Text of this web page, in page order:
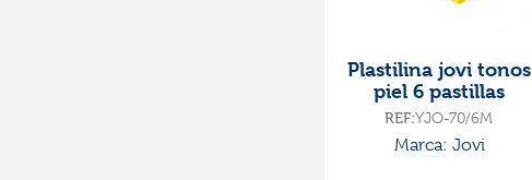
Plastilina jovi tonos
piel 6 pastillas
REF:YJO-70/6M
Marca: Jovi